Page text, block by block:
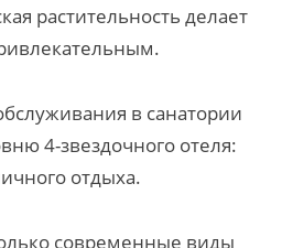
растительность делает
в санатории
4-звездочного отеля:
отдыха.
современные виды